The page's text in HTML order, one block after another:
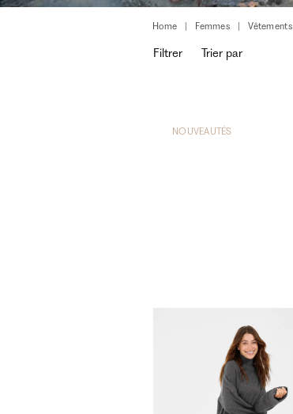
Home Femmes Vêtements
Filtrer Trier par
NOUVEAUTÉS